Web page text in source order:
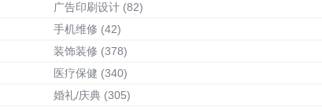
广告印刷设计 (82)
手机维修 (42)
装饰装修 (378)
医疗保健 (340)
婚礼/庆典 (305)